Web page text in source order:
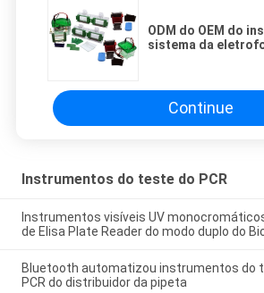
ODM do OEM do
sistema da
Continue
Instrumentos do teste do PCR
Instrumentos visíveis UV
de Elisa Plate Reader do modo duplo do
Bluetooth automatizou instrumentos do
PCR do distribuidor da pipeta